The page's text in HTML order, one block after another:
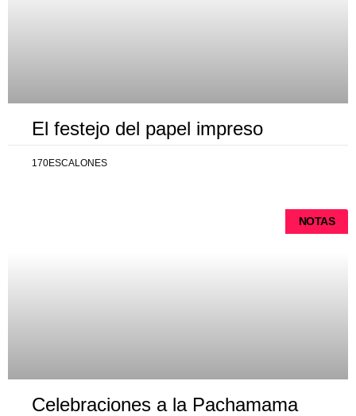
El festejo del papel impreso
170ESCALONES
NOTAS
Celebraciones a la Pachamama